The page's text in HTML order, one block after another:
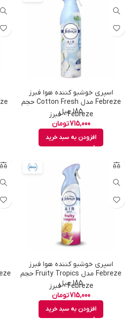
اسپری خوشبو کننده هوا فبرز
Febreze مدل Cotton Fresh حجم
185 میل
Febreze - فبرز
715,000تومان
افزودن به سبد خرید
اسپری خوشبو کننده هوا فبرز
Febreze مدل Fruity Tropics حجم
185 میل
Febreze - فبرز
715,000تومان
افزودن به سبد خرید